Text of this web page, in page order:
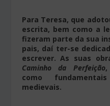
Para Teresa, que
escrita, bem como a
fizeram parte da sua
pais, daí ter-se
escrever. As suas
Caminho da Perfeição,
como
medievais.